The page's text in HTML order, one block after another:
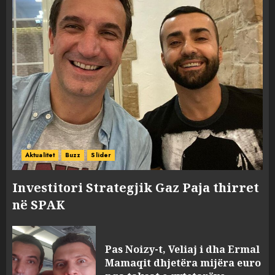
Aktualitet Buzz Slider
Investitori Strategjik Gaz Paja thirret
në SPAK
Pas Noizy-t, Veliaj i dha Ermal
Mamaqit dhjetëra mijëra euro